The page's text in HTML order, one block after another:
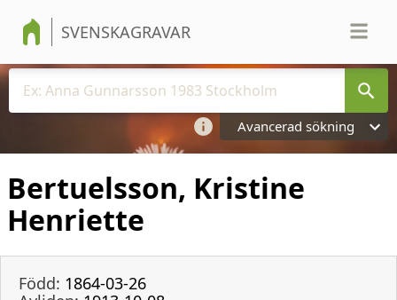
SVENSKAGRAVAR
Avancerad sökning
Bertuelsson, Kristine
Henriette
Född: 1864-03-26